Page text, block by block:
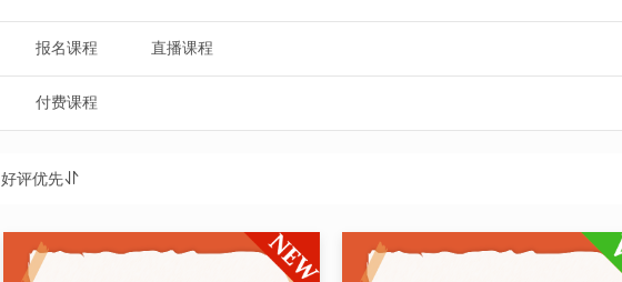
报名课程 直播课程
付费课程
好评优先